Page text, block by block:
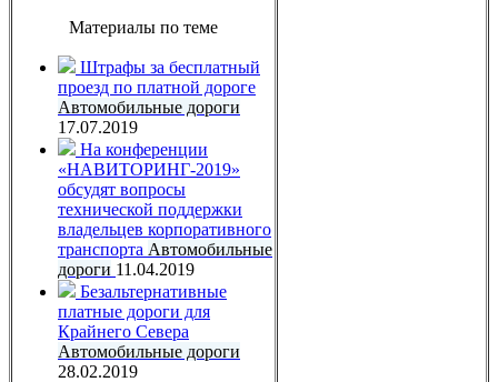
Материалы по теме
Штрафы за бесплатный
проезд по платной дороге
Автомобильные дороги
17.07.2019
На конференции
«НАВИТОРИНГ-2019»
обсудят вопросы
технической поддержки
владельцев корпоративного
транспорта Автомобильные
дороги 11.04.2019
Безальтернативные
платные дороги для
Крайнего Севера
Автомобильные дороги
28.02.2019